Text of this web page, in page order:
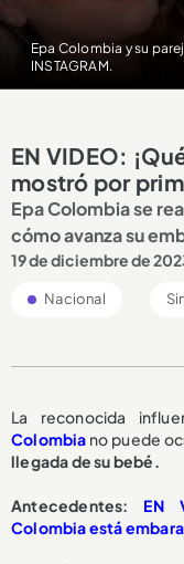
Epa Colombia y su
INSTAGRAM.
EN VIDEO:
mostró por
Epa Colombia se
cómo avanza su
19 de diciembre de
Nacional
La reconocida
Colombia no puede
llegada de su bebé.
Antecedentes: EN
Colombia está